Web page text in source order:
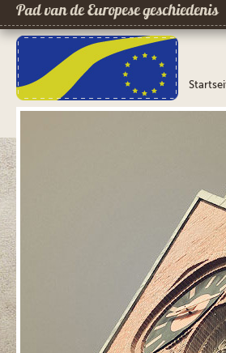
Pad van de Europese geschiedenis